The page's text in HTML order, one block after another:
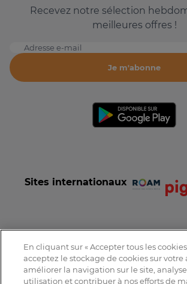
Recevez notre sélection
meilleures offres !
Adresse e-mail
Je m'abonne
Sites internationaux
Conditions et Charte d'utilisation
Politique
Tous droits réservés © 2016-2026
En cliquant sur « Accepter tous les cookies
acceptez le stockage de cookies sur
améliorer la navigation sur le site,
utilisation et contribuer à nos efforts de